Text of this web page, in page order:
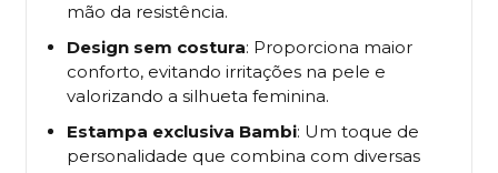
mão da resistência.
Design sem costura: Proporciona maior
conforto, evitando irritações na pele e
valorizando a silhueta feminina.
Estampa exclusiva Bambi: Um toque de
personalidade que combina com diversas